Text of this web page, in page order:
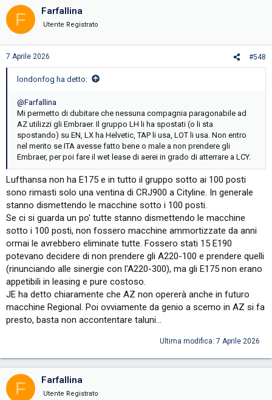
F Farfallina
Utente Registrato
7 Aprile 2026 #548
londonfog ha detto:
@Farfallina
Mi permetto di dubitare che nessuna compagnia paragonabile ad
AZ utilizzi gli Embraer. Il gruppo LH li ha spostati (o li sta
spostando) su EN, LX ha Helvetic, TAP li usa, LOT li usa. Non entro
nel merito se ITA avesse fatto bene o male a non prendere gli
Embraer, per poi fare il wet lease di aerei in grado di atterrare a LCY.
Lufthansa non ha E175 e in tutto il gruppo sotto ai 100 posti
sono rimasti solo una ventina di CRJ900 a Cityline. In generale
stanno dismettendo le macchine sotto i 100 posti.
Se ci si guarda un po' tutte stanno dismettendo le macchine
sotto i 100 posti, non fossero macchine ammortizzate da anni
ormai le avrebbero eliminate tutte. Fossero stati 15 E190
potevano decidere di non prendere gli A220-100 e prendere quelli
(rinunciando alle sinergie con l'A220-300), ma gli E175 non erano
appetibili in leasing e pure costoso.
JE ha detto chiaramente che AZ non opererà anche in futuro
macchine Regional. Poi ovviamente da genio a scemo in AZ si fa
presto, basta non accontentare taluni...
Ultima modifica: 7 Aprile 2026
F Farfallina
Utente Registrato